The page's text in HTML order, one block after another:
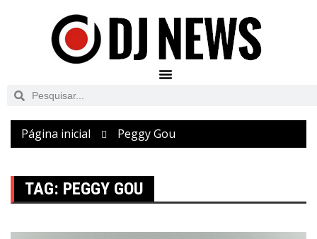
Página inicial Peggy Gou
TAG: PEGGY GOU